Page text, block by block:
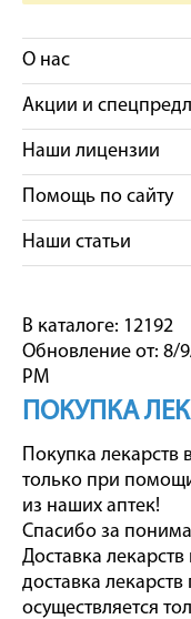
О нас
Акции и
Наши лицензии
Помощь по сайту
Наши статьи
В каталоге: 12192
Обновление от: 8/
PM
ПОКУПКА
Покупка лекарств
только при
из наших аптек!
Спасибо за
Доставка
доставка
осуществляется